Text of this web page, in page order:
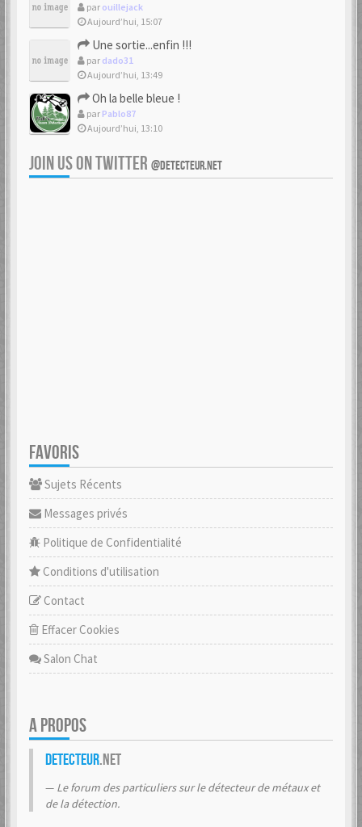
par ouillejack
Aujourd’hui, 15:07
Une sortie...enfin !!!
par dado31
Aujourd’hui, 13:49
Oh la belle bleue !
par Pablo87
Aujourd’hui, 13:10
JOIN US ON TWITTER @DETECTEUR.NET
FAVORIS
Sujets Récents
Messages privés
Politique de Confidentialité
Conditions d'utilisation
Contact
Effacer Cookies
Salon Chat
A PROPOS
Detecteur.net
Le forum des particuliers sur le détecteur de métaux et
de la détection.